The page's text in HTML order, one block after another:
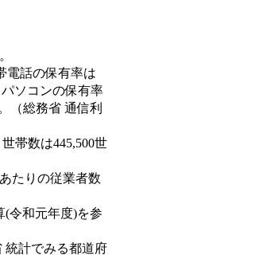
電話の保有率は
ソコンの保有率
（総務省 通信利
帯数は445,500世
たりの従業者数
(令和元年度)を参
統計でみる都道府